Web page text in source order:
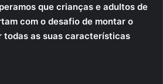
que crianças e adultos de
com o desafio de montar o
todas as suas características